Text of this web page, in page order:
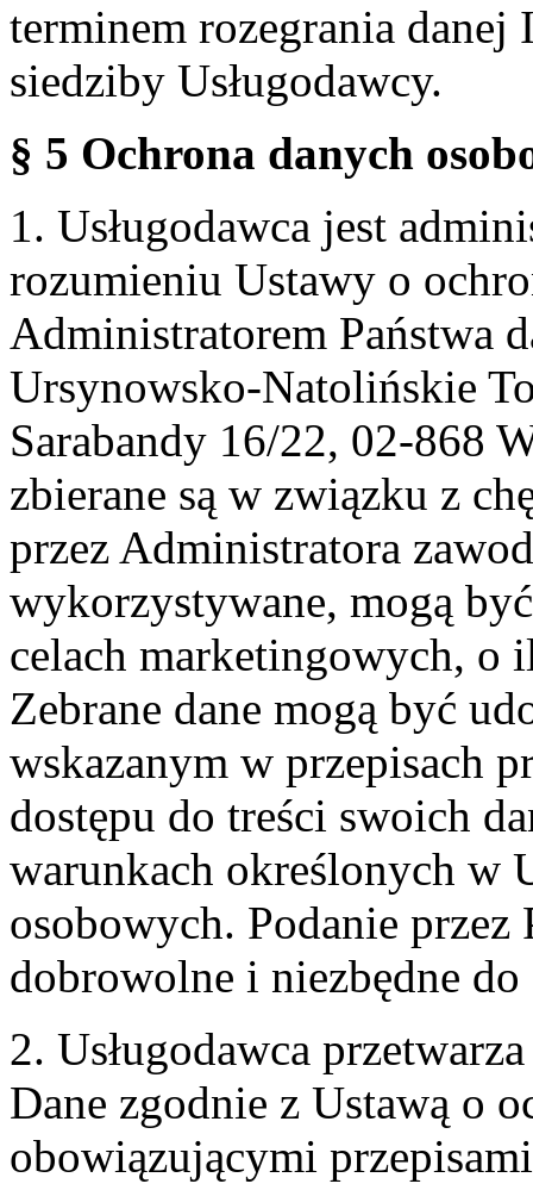
terminem rozegrania
siedziby Usługodawcy.
§ 5 Ochrona danych
1. Usługodawca jest
rozumieniu Ustawy o
Administratorem Państwa
Ursynowsko-Natolińskie
Sarabandy 16/22, 02-868
zbierane są w związku z
przez Administratora
wykorzystywane, mogą
celach marketingowych, o
Zebrane dane mogą być
wskazanym w przepisach
dostępu do treści swoich
warunkach określonych w
osobowych. Podanie przez
dobrowolne i niezbędne
2. Usługodawca
Dane zgodnie z Ustawą o
obowiązującymi